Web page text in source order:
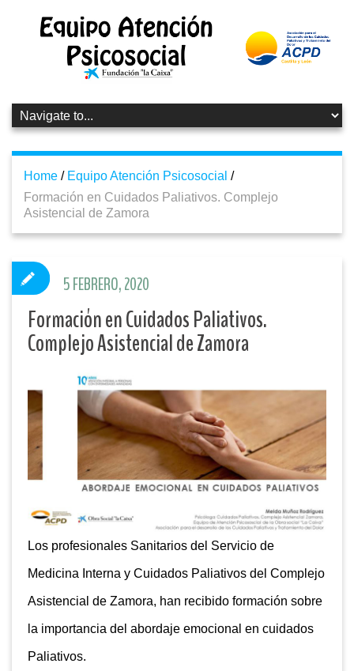
Home / Equipo Atención Psicosocial /
Formación en Cuidados Paliativos. Complejo
Asistencial de Zamora
Formación en Cuidados Paliativos.
Complejo Asistencial de Zamora
Los profesionales Sanitarios del Servicio de
Medicina Interna y Cuidados Paliativos del Complejo
Asistencial de Zamora, han recibido formación sobre
la importancia del abordaje emocional en cuidados
Paliativos.
5 FEBRERO, 2020